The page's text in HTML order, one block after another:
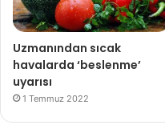
Uzmanından sıcak
havalarda ‘beslenme’
uyarısı
1 Temmuz 2022